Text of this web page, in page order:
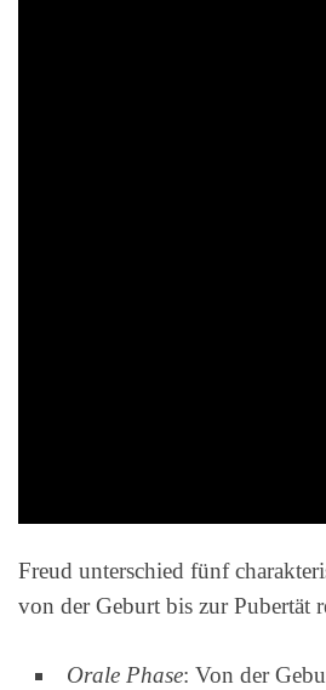
Freud unterschied fünf
von der Geburt bis zur Pubertät
Orale Phase: Von der